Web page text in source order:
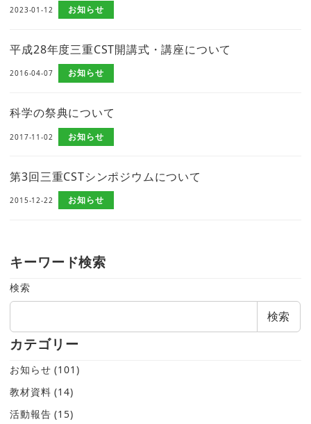
2023-01-12 お知らせ
平成28年度三重CST開講式・講座について
2016-04-07 お知らせ
科学の祭典について
2017-11-02 お知らせ
第3回三重CSTシンポジウムについて
2015-12-22 お知らせ
キーワード検索
検索
検索
カテゴリー
お知らせ (101)
教材資料 (14)
活動報告 (15)